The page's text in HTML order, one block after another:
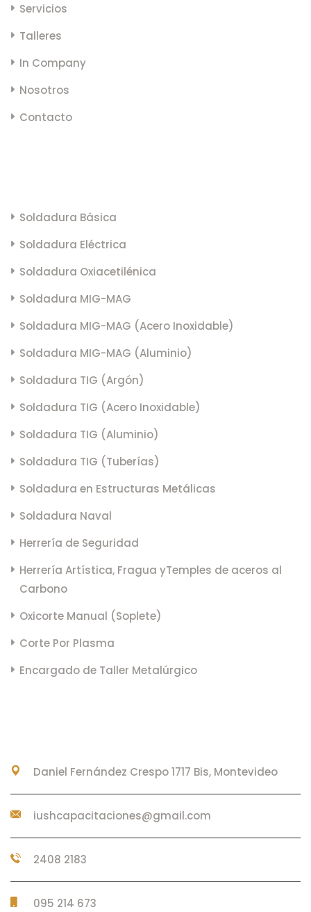
Servicios
Talleres
In Company
Nosotros
Contacto
Soldadura Básica
Soldadura Eléctrica
Soldadura Oxiacetilénica
Soldadura MIG-MAG
Soldadura MIG-MAG (Acero Inoxidable)
Soldadura MIG-MAG (Aluminio)
Soldadura TIG (Argón)
Soldadura TIG (Acero Inoxidable)
Soldadura TIG (Aluminio)
Soldadura TIG (Tuberías)
Soldadura en Estructuras Metálicas
Soldadura Naval
Herrería de Seguridad
Herrería Artística, Fragua yTemples de aceros al
Carbono
Oxicorte Manual (Soplete)
Corte Por Plasma
Encargado de Taller Metalúrgico
Daniel Fernández Crespo 1717 Bis, Montevideo
iushcapacitaciones@gmail.com
2408 2183
095 214 673